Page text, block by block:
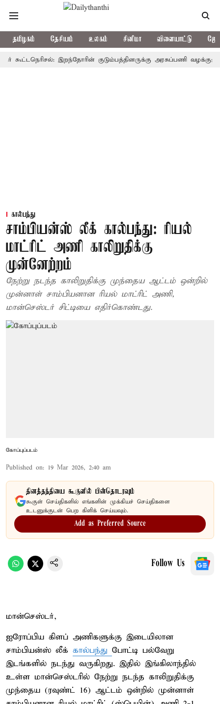
தமிழகம் தேசியம் உலகம் சினிமா விளையாட்டு
இறந்தோரின் குடும்பத்தினருக்கு அரசுப்பணி வழக்கு; வரும்
கால்பந்து
சாம்பியன்ஸ் லீக் கால்பந்து: ரியல்
மாட்ரிட் அணி காலிறுதிக்கு
முன்னேற்றம்
நேற்று நடந்த காலிறுதிக்கு முந்தைய ஆட்டம் ஒன்றில்
முன்னாள் சாம்பியனான ரியல் மாட்ரிட் அணி,
மான்செஸ்டர் சிட்டியை எதிர்கொண்டது.
கோப்புப்படம்
Published on: 19 Mar 2026, 2:40 am
தினத்தந்தியை கூகுளில் பின்தொடரவும்
கூகுள் செய்திகளில் எங்களின் முக்கியச் செய்திகளை
உடனுக்குடன் பெற கிளிக் செய்யவும்.
Add as Preferred Source
Follow Us
மான்செஸ்டர்,
ஐரோப்பிய கிளப் அணிகளுக்கு இடையிலான
சாம்பியன்ஸ் லீக் கால்பந்து போட்டி பல்வேறு
இடங்களில் நடந்து வருகிறது. இதில் இங்கிலாந்தில்
உள்ள மான்செஸ்டரில் நேற்று நடந்த காலிறுதிக்கு
முந்தைய (ரவுண்ட் 16) ஆட்டம் ஒன்றில் முன்னாள்